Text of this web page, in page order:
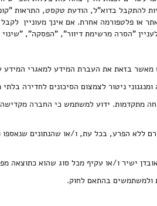
להתקבל בדוא"ל, הודעת טקסט, התראות
או פלטפורמה אחרת. אם אינך מעוניין
"הסרה מרשימת דיוור", "הפסקה",
מתקדמות. ידוע למשתמש כי החברה
ללא הפרע, בכל עת, ו/או שהנתונים